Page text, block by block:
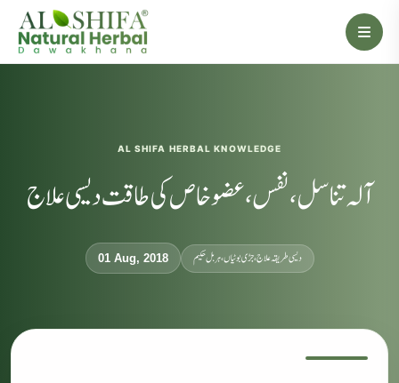
AL SHIFA HERBAL KNOWLEDGE
آلہ تناسل، نفس، عضو خاص کی طاقت دیسی علاج
01 Aug, 2018 دیسی طریقہ علاج، جڑی بوٹیاں، ہربل حکیم